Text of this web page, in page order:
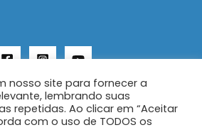
© 2026 AENFER
nosso site para fornecer a
lembrando suas
repetidas. Ao clicar em “Aceitar
com o uso de TODOS os